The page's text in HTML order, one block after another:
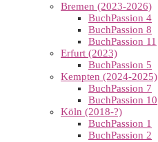
Bremen (2023-2026)
BuchPassion 4
BuchPassion 8
BuchPassion 11
Erfurt (2023)
BuchPassion 5
Kempten (2024-2025)
BuchPassion 7
BuchPassion 10
Köln (2018-?)
BuchPassion 1
BuchPassion 2